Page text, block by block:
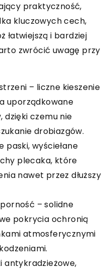
praktyczność,
kluczowych cech,
łatwiejszą i bardziej
zwrócić uwagę przy
– liczne kieszenie
uporządkowane
dzięki czemu nie
drobiazgów.
paski, wyściełane
plecaka, które
nawet przez dłuższy
– solidne
pokrycia ochronią
atmosferycznymi
antykradzieżowe,